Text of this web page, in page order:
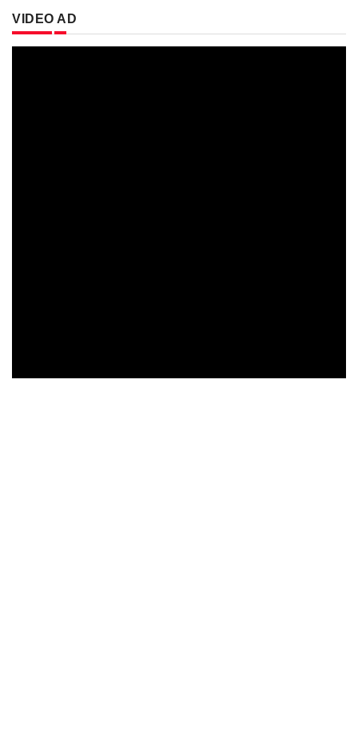
VIDEO AD